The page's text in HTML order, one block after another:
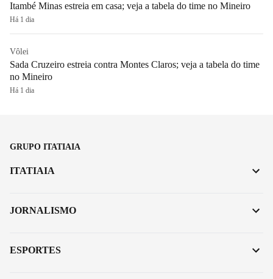
Itambé Minas estreia em casa; veja a tabela do time no Mineiro
Há 1 dia
Vôlei
Sada Cruzeiro estreia contra Montes Claros; veja a tabela do time
no Mineiro
Há 1 dia
GRUPO ITATIAIA
ITATIAIA
JORNALISMO
ESPORTES